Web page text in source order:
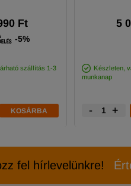
Ft
-5%
szállítás 1-3
KOSÁRBA
5
Készleten,
munkanap
- +
fel hírlevelünkre!